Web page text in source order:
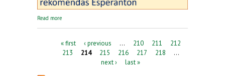
Read more
Pages« first ‹ previous … 210 211
212
213
214 215 216 217 218
…
next ›
last »